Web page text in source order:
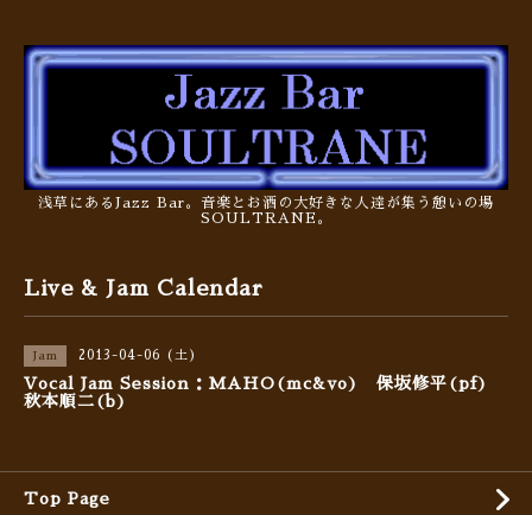
浅草にあるJazz Bar。音楽とお酒の大好きな人達が集う憩いの場
SOULTRANE。
Live & Jam Calendar
Jam 2013-04-06 (土)
Vocal Jam Session：MAHO(mc&vo) 保坂修平(pf)
秋本順二(b)
Top Page